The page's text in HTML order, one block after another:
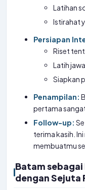
Latihan
Istirahat
Persiapan
Riset
Latih
Siapkan
Penampilan:
pertama
Follow-up:
terima kasih.
membuatmu
Batam
dengan Sejuta